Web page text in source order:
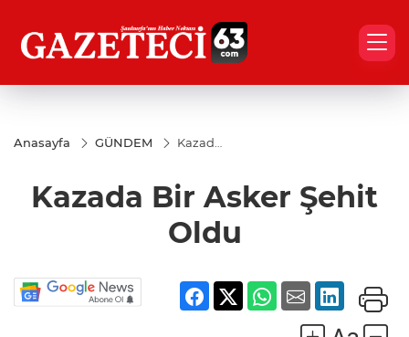
Anasayfa GÜNDEM
Kazada
Şehit
Oldu
Kazada Bir Asker Şehit
Oldu